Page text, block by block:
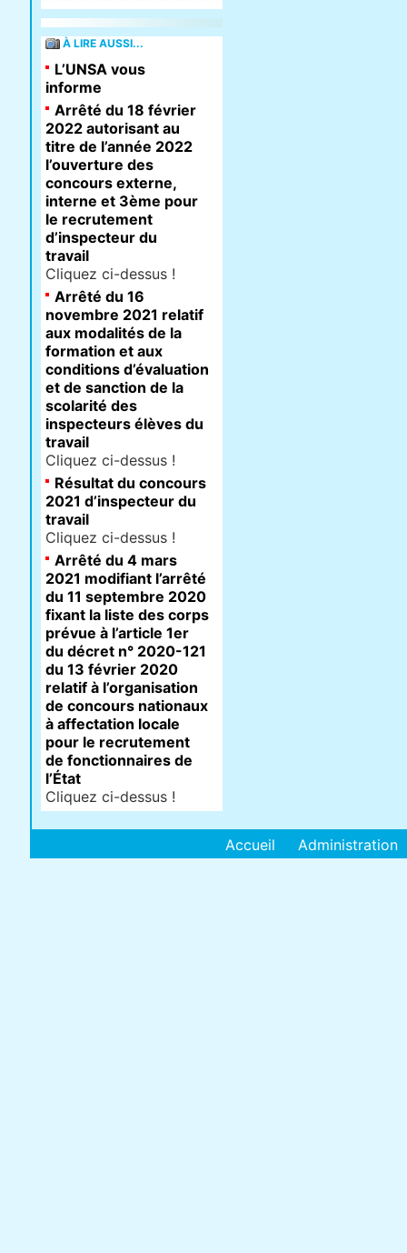
À LIRE AUSSI...
L’UNSA vous
informe
Arrêté du 18 février
2022 autorisant au
titre de l’année 2022
l’ouverture des
concours externe,
interne et 3ème pour
le recrutement
d’inspecteur du
travail
Cliquez ci-dessus !
Arrêté du 16
novembre 2021 relatif
aux modalités de la
formation et aux
conditions d’évaluation
et de sanction de la
scolarité des
inspecteurs élèves du
travail
Cliquez ci-dessus !
Résultat du concours
2021 d’inspecteur du
travail
Cliquez ci-dessus !
Arrêté du 4 mars
2021 modifiant l’arrêté
du 11 septembre 2020
fixant la liste des corps
prévue à l’article 1er
du décret n° 2020-121
du 13 février 2020
relatif à l’organisation
de concours nationaux
à affectation locale
pour le recrutement
de fonctionnaires de
l’État
Cliquez ci-dessus !
Accueil Administration